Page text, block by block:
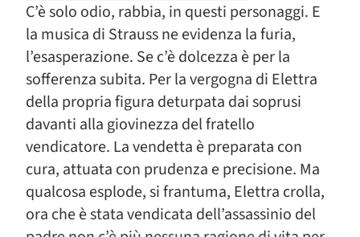
C’è solo odio, rabbia, in questi personaggi. E
la musica di Strauss ne evidenza la furia,
l’esasperazione. Se c’è dolcezza è per la
sofferenza subita. Per la vergogna di Elettra
della propria figura deturpata dai soprusi
davanti alla giovinezza del fratello
vendicatore. La vendetta è preparata con
cura, attuata con prudenza e precisione. Ma
qualcosa esplode, si frantuma, Elettra crolla,
ora che è stata vendicata dell’assassinio del